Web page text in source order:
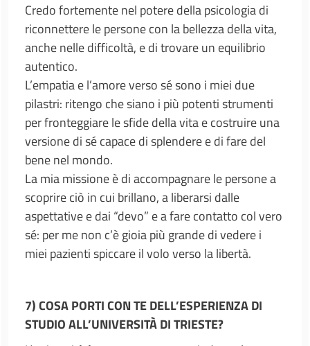
Credo fortemente nel potere della psicologia di
riconnettere le persone con la bellezza della vita,
anche nelle difficoltà, e di trovare un equilibrio
autentico.
L’empatia e l’amore verso sé sono i miei due
pilastri: ritengo che siano i più potenti strumenti
per fronteggiare le sfide della vita e costruire una
versione di sé capace di splendere e di fare del
bene nel mondo.
La mia missione è di accompagnare le persone a
scoprire ciò in cui brillano, a liberarsi dalle
aspettative e dai “devo” e a fare contatto col vero
sé: per me non c’è gioia più grande di vedere i
miei pazienti spiccare il volo verso la libertà.
7) COSA PORTI CON TE DELL’ESPERIENZA DI
STUDIO ALL’UNIVERSITÀ DI TRIESTE?